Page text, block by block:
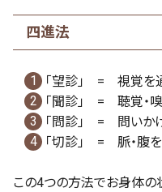
四進法
「望診」 = 視覚を
「聞診」 = 聴覚・
「問診」 = 問いか
「切診」 = 脈・腹
この4つの方法でお身体の